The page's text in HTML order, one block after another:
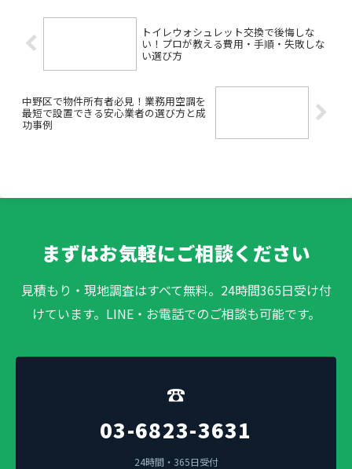
トイレウォシュレット交換で後悔しな
い！プロが教える費用・手順・失敗しな
い選び方
中野区で物件所有者必見！業務用空調を
最短で設置できる安心業者の選び方と成
功事例
まずはお気軽にご相談ください
見積もり・現地調査はすべて無料。24時間365日受け付
けています。LINE・お電話でのご相談も可能です。
☎
03-6823-3631
24時間・365日受付